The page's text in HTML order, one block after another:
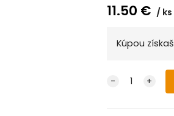
11.50 € ks
Kúpou získaš